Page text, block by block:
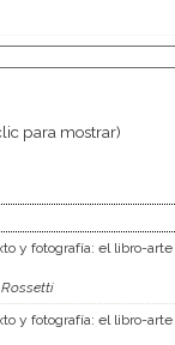
para mostrar)
y fotografía: el libro-
y fotografía: el libro-